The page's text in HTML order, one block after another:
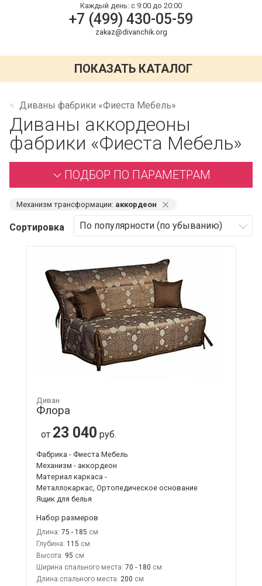
Каждый день: с 9:00 до 20:00
+7 (499) 430-05-59
zakaz@divanchik.org
ПОКАЗАТЬ КАТАЛОГ
Диваны фабрики «Фиеста Мебель»
Диваны аккордеоны
фабрики «Фиеста Мебель»
ПОДБОР ПО ПАРАМЕТРАМ
Механизм трансформации: аккордеон ⨯
Сортировка
Диван
Флора
от 23 040 руб.
Фабрика - Фиеста Мебель
Механизм - аккордеон
Материал каркаса -
Металлокаркас, Ортопедическое основание
Ящик для белья
Набор размеров
Длина: 75 - 185
Глубина: 115
Высота: 95
Ширина спального места: 70 - 180
Длина спального места: 200